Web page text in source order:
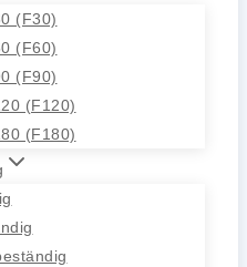
(F30)
(F60)
(F90)
(F120)
(F180)